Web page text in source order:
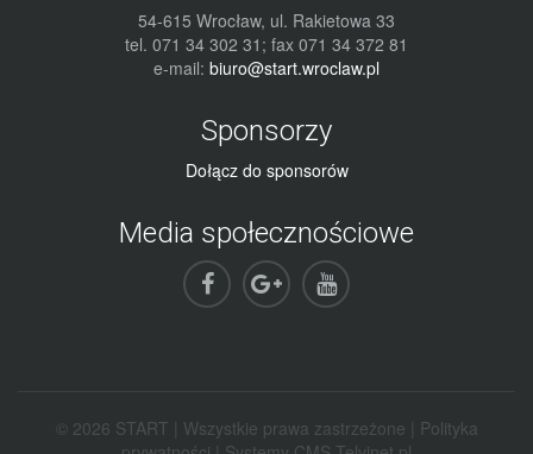
54-615 Wrocław, ul. Rakietowa 33
tel. 071 34 302 31; fax 071 34 372 81
e-mail: biuro@start.wroclaw.pl
Sponsorzy
Dołącz do sponsorów
Media społecznościowe
© 2026 START | Wszystkie prawa zastrzeżone |
Polityka